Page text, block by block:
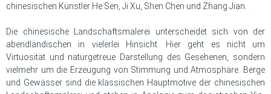
chinesischen Künstler He Sen, Ji Xu, Shen Chen und Zhang Jian.
Die chinesische Landschaftsmalerei unterscheidet sich von der
abendländischen in vielerlei Hinsicht. Hier geht es nicht um
Virtuosität und naturgetreue Darstellung des Gesehenen, sondern
vielmehr um die Erzeugung von Stimmung und Atmosphäre. Berge
und Gewässer sind die klassischen Hauptmotive der chinesischen